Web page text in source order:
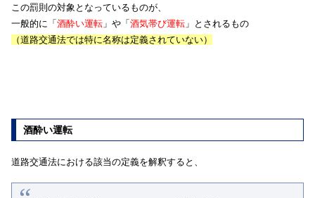
この罰則の対象となっているものが、
一般的に「 酒酔い運転 」や「 酒気帯び運転 」とされるもの
（道路交通法では特に名称は定義されていない）
酒酔い運転
道路交通法における該当の定義を解釈すると、